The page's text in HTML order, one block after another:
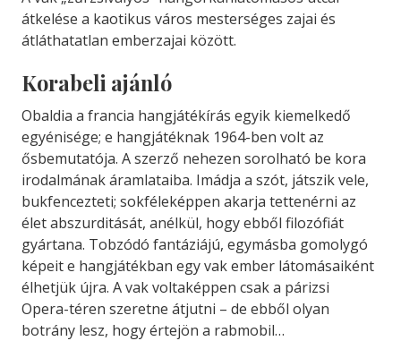
átkelése a kaotikus város mesterséges zajai és
átláthatatlan emberzajai között.
Korabeli ajánló
Obaldia a francia hangjátékírás egyik kiemelkedő
egyénisége; e hangjátéknak 1964-ben volt az
ősbemutatója. A szerző nehezen sorolható be kora
irodalmának áramlataiba. Imádja a szót, játszik vele,
bukfencezteti; sokféleképpen akarja tettenérni az
élet abszurditását, anélkül, hogy ebből filozófiát
gyártana. Tobzódó fantáziájú, egymásba gomolygó
képeit e hangjátékban egy vak ember látomásaiként
élhetjük újra. A vak voltaképpen csak a párizsi
Opera-téren szeretne átjutni – de ebből olyan
botrány lesz, hogy értejön a rabmobil…